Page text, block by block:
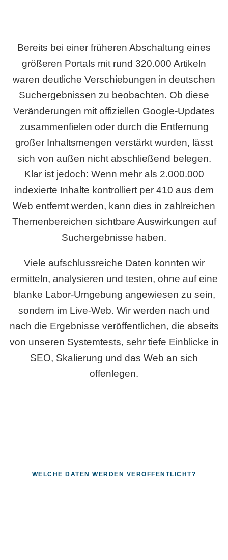
Bereits bei einer früheren Abschaltung eines
größeren Portals mit rund 320.000 Artikeln
waren deutliche Verschiebungen in deutschen
Suchergebnissen zu beobachten. Ob diese
Veränderungen mit offiziellen Google-Updates
zusammenfielen oder durch die Entfernung
großer Inhaltsmengen verstärkt wurden, lässt
sich von außen nicht abschließend belegen.
Klar ist jedoch: Wenn mehr als 2.000.000
indexierte Inhalte kontrolliert per 410 aus dem
Web entfernt werden, kann dies in zahlreichen
Themenbereichen sichtbare Auswirkungen auf
Suchergebnisse haben.
Viele aufschlussreiche Daten konnten wir
ermitteln, analysieren und testen, ohne auf eine
blanke Labor-Umgebung angewiesen zu sein,
sondern im Live-Web. Wir werden nach und
nach die Ergebnisse veröffentlichen, die abseits
von unseren Systemtests, sehr tiefe Einblicke in
SEO, Skalierung und das Web an sich
offenlegen.
WELCHE DATEN WERDEN VERÖFFENTLICHT?